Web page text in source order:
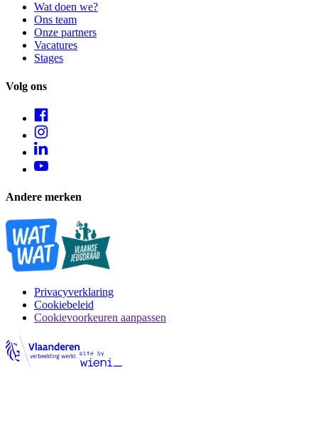
Wat doen we?
Ons team
Onze partners
Vacatures
Stages
Volg ons
Andere merken
Privacyverklaring
Cookiebeleid
Cookievoorkeuren aanpassen